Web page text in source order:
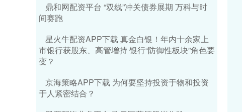
鼎和网配资平台 “双线”冲关债券展期 万科与时
间赛跑
星火牛配资APP下载 真金白银！年内十余家上
市银行获股东、高管增持 银行“防御性板块”角色要
变？
京海策略APP下载 为何要坚持投资于物和投资
于人紧密结合？